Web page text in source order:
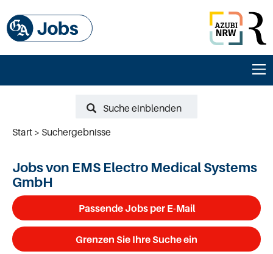
Suche einblenden
Start
Suchergebnisse
Jobs von EMS Electro Medical Systems
GmbH
Passende Jobs per E-Mail
Grenzen Sie Ihre Suche ein